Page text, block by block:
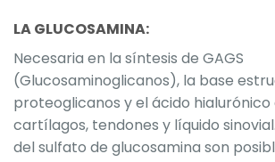
LA GLUCOSAMINA:
Necesaria en la síntesis de GAGS
(Glucosaminoglicanos), la base
proteoglicanos y el ácido hialurónico
cartílagos, tendones y líquido
del sulfato de glucosamina son